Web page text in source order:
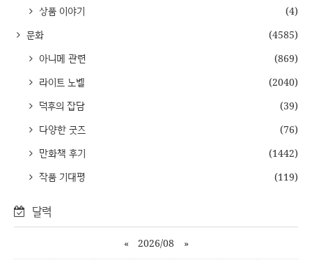
상품 이야기
(4)
문화
(4585)
아니메 관련
(869)
라이트 노벨
(2040)
덕후의 잡담
(39)
다양한 굿즈
(76)
만화책 후기
(1442)
작품 기대평
(119)
달력
« 2026/08 »